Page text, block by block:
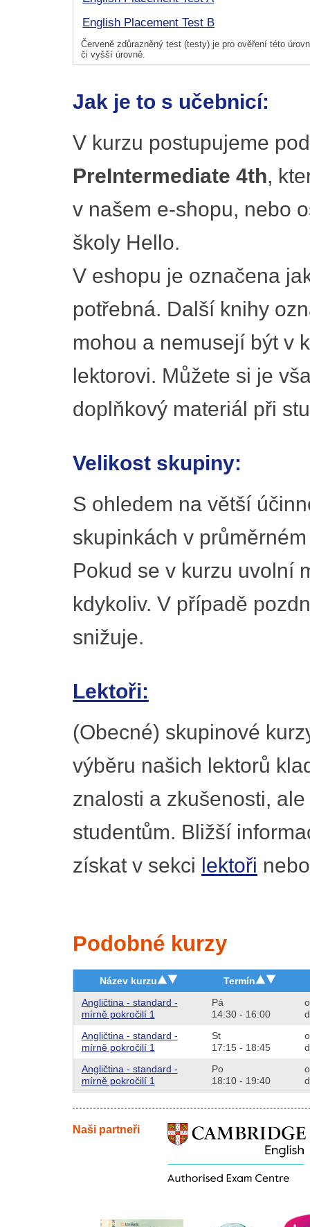
English Placement Test B
Červeně zdůrazněný test (testy) je pro ověření této
či vyšší úrovně.
Jak je to s učebnicí:
V kurzu postupujeme
PreIntermediate 4th,
v našem e-shopu, nebo
školy Hello.
V eshopu je označena
potřebná. Další knihy
mohou a nemusejí být v
lektorovi. Můžete si je
doplňkový materiál při
Velikost skupiny:
S ohledem na větší
skupinkách v
Pokud se v kurzu uvolní
kdykoliv. V případě
snižuje.
Lektoři:
(Obecné) skupinové
výběru našich lektorů
znalosti a zkušenosti,
studentům. Bližší
získat v sekci lektoři
Podobné kurzy
Název kurzu
Termín
Angličtina - standard -
mírně pokročilí 1
Pá
14:30 - 16:00
Angličtina - standard -
mírně pokročilí 1
St
17:15 - 18:45
Angličtina - standard -
mírně pokročilí 1
Po
18:10 - 19:40
Naši partneři